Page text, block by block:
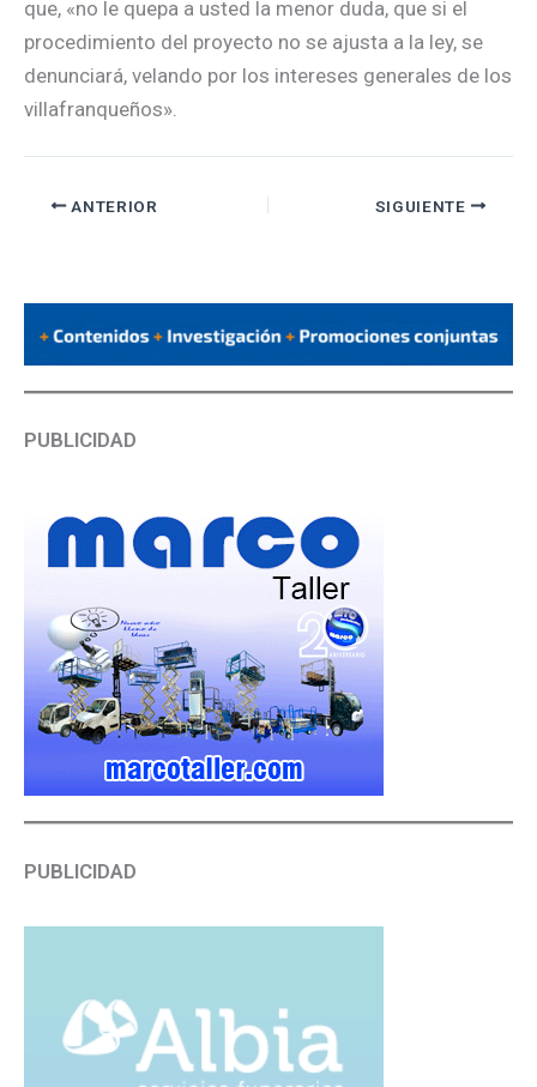
que, «no le quepa a usted la menor duda, que si el
procedimiento del proyecto no se ajusta a la ley, se
denunciará, velando por los intereses generales de los
villafranqueños».
ANTERIOR SIGUIENTE
PUBLICIDAD
PUBLICIDAD